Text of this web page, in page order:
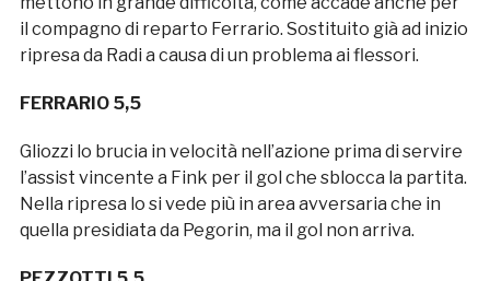
il compagno di reparto Ferrario. Sostituito già ad inizio
ripresa da Radi a causa di un problema ai flessori.
FERRARIO 5,5
Gliozzi lo brucia in velocità nell’azione prima di servire
l’assist vincente a Fink per il gol che sblocca la partita.
Nella ripresa lo si vede più in area avversaria che in
quella presidiata da Pegorin, ma il gol non arriva.